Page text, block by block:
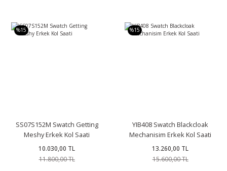
%15
SS07S152M Swatch Getting
Meshy Erkek Kol Saati
10.030,00 TL
11.800,00 TL
%15
YIB408 Swatch Blackcloak
Mechanisim Erkek Kol Saati
13.260,00 TL
15.600,00 TL